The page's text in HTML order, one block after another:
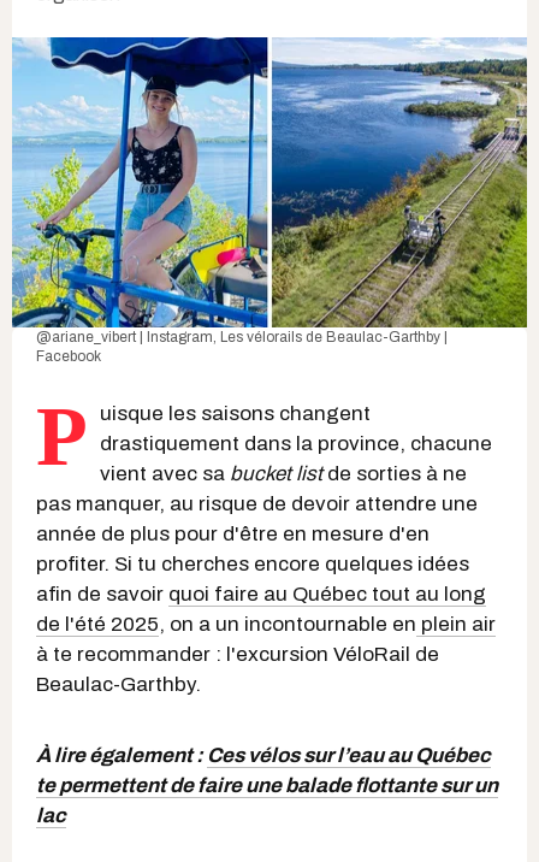
@ariane_vibert | Instagram Les vélorails de Beaulac-Garthby |
Facebook
P
uisque les saisons changent
drastiquement dans la province, chacune
vient avec sa bucket listde sorties à ne
pas manquer, au risque de devoir attendre une
année de plus pour d'être en mesure d'en
profiter. Si tu cherches encore quelques idées
afin de savoir quoi faire au Québec tout au long
de l'été 2025, on a un incontournable en plein air
à te recommander : l'excursion VéloRail de
Beaulac-Garthby.
À lire également : Ces vélos sur l’eau au Québec
te permettent de faire une balade flottante sur un
lac